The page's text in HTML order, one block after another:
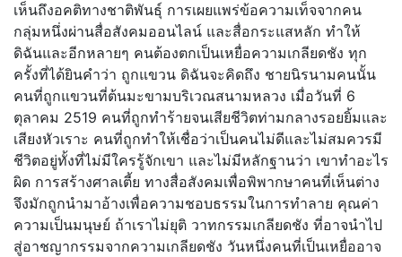
เห็นถึงอคติทางชาติพันธุ์ การเผยแพร่ข้อความเท็จจากคน
กลุ่มหนึ่งผ่านสื่อสังคมออนไลน์ และสื่อกระแสหลัก ทำให้
ดิฉันและอีกหลายๆ คนต้องตกเป็นเหยื่อความเกลียดชัง ทุก
ครั้งที่ได้ยินคำว่า ถูกแขวน ดิฉันจะคิดถึง ชายนิรนามคนนั้น
คนที่ถูกแขวนที่ต้นมะขามบริเวณสนามหลวง เมื่อวันที่ 6
ตุลาคม 2519 คนที่ถูกทำร้ายจนเสียชีวิตท่ามกลางรอยยิ้มและ
เสียงหัวเราะ คนที่ถูกทำให้เชื่อว่าเป็นคนไม่ดีและไม่สมควรมี
ชีวิตอยู่ทั้งที่ไม่มีใครรู้จักเขา และไม่มีหลักฐานว่า เขาทำอะไร
ผิด การสร้างศาลเตี้ย ทางสื่อสังคมเพื่อพิพากษาคนที่เห็นต่าง
จึงมักถูกนำมาอ้างเพื่อความชอบธรรมในการทำลาย คุณค่า
ความเป็นมนุษย์ ถ้าเราไม่ยุติ วาทกรรมเกลียดชัง ที่อาจนำไป
สู่อาชญากรรมจากความเกลียดชัง วันหนึ่งคนที่เป็นเหยื่ออาจ